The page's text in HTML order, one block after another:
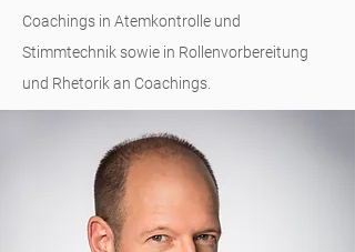
Coachings in Atemkontrolle und
Stimmtechnik sowie in Rollenvorbereitung
und Rhetorik an Coachings.